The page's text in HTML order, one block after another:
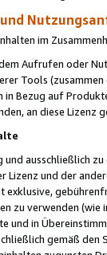
im
Aufrufen oder
Tools (zusammen
in Bezug auf
an diese Lizenz
ausschließlich
Lizenz und der
zu verwenden
und in
gemäß